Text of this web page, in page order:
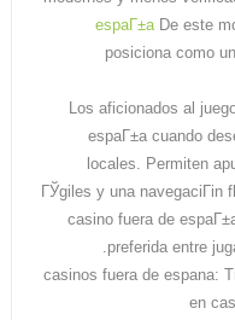
espaГ±a De este
posiciona como
Los aficionados al
espaГ±a cuando
locales. Permiten
ГЎgiles y una navegaciГіn
casino fuera de
preferida entre
casinos fuera de espana:
en